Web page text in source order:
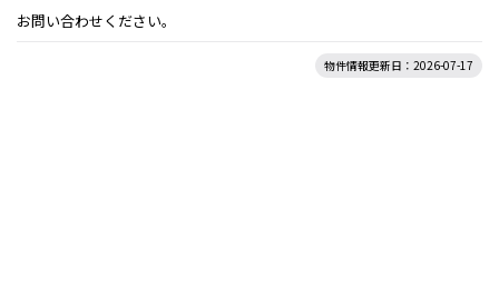
お問い合わせください。
物件情報更新日：2026-07-17